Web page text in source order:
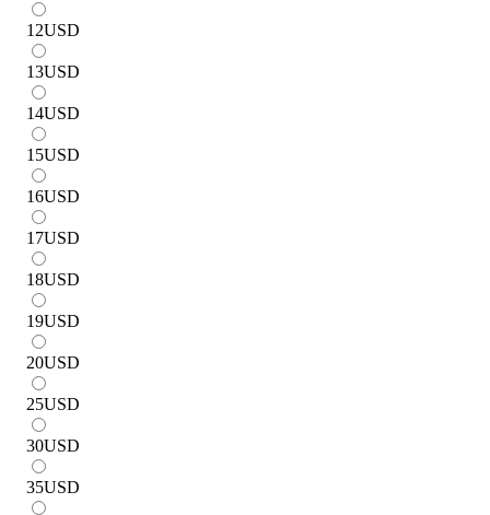
12USD
13USD
14USD
15USD
16USD
17USD
18USD
19USD
20USD
25USD
30USD
35USD